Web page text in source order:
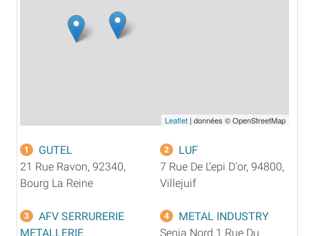
Leaflet | données © OpenStreetMap
1
GUTEL
21 Rue Ravon, 92340,
Bourg La Reine
2
LUF
7 Rue De L'epi D'or, 94800,
Villejuif
3
AFV SERRURERIE
METALLERIE
4
METAL INDUSTRY
Senia Nord 1 Rue Du